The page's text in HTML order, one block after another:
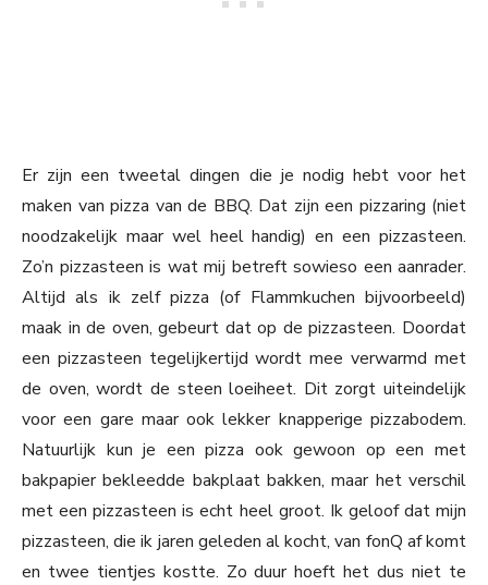
Er zijn een tweetal dingen die je nodig hebt voor het
maken van pizza van de BBQ. Dat zijn een pizzaring (niet
noodzakelijk maar wel heel handig) en een pizzasteen.
Zo’n pizzasteen is wat mij betreft sowieso een aanrader.
Altijd als ik zelf pizza (of Flammkuchen bijvoorbeeld)
maak in de oven, gebeurt dat op de pizzasteen. Doordat
een pizzasteen tegelijkertijd wordt mee verwarmd met
de oven, wordt de steen loeiheet. Dit zorgt uiteindelijk
voor een gare maar ook lekker knapperige pizzabodem.
Natuurlijk kun je een pizza ook gewoon op een met
bakpapier bekleedde bakplaat bakken, maar het verschil
met een pizzasteen is echt heel groot. Ik geloof dat mijn
pizzasteen, die ik jaren geleden al kocht, van fonQ af komt
en twee tientjes kostte. Zo duur hoeft het dus niet te